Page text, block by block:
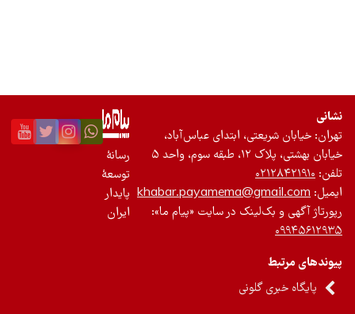
نشانی
تهران: خیابان شریعتی، ابتدای عباس‌آباد،
خیابان بهشتی، پلاک ۱۲، طبقه سوم، واحد ۵
تلفن: ۰۲۱۲۸۴۲۱۹۱۰
ایمیل: khabar.payamema@gmail.com
رپورتاژ آگهی و بک‌لینک در سایت «پیام ما»:
۰۹۹۴۵۶۱۲۹۳۵
پیوندهای مرتبط
پایگاه خبری گلونی
رسانۀ
توسعۀ
پایدار
ایران